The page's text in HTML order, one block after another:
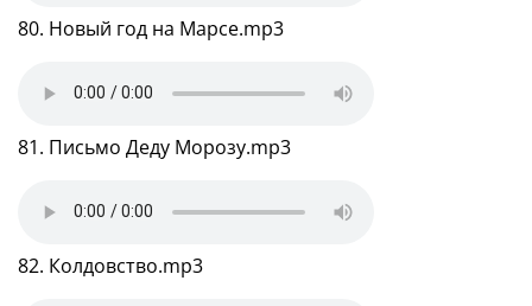
80. Новый год на Марсе.mp3
81. Письмо Деду Морозу.mp3
82. Колдовство.mp3